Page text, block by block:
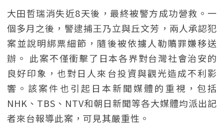
大田哲瑞消失近8天後，最終被警方成功營救。一
個多月之後，警逮捕王乃立與丘文芳，兩人承認犯
案並說明綁票細節，隨後被依擄人勒贖罪嫌移送
辦。 此案不僅衝擊了日本各界對台灣社會治安的
良好印象，也對日人來台投資與觀光造成不利影
響。該案件也引起日本新聞媒體的重視，包括
NHK、TBS、NTV和朝日新聞等各大媒體均派出記
者來台報導此案，可見其嚴重性。